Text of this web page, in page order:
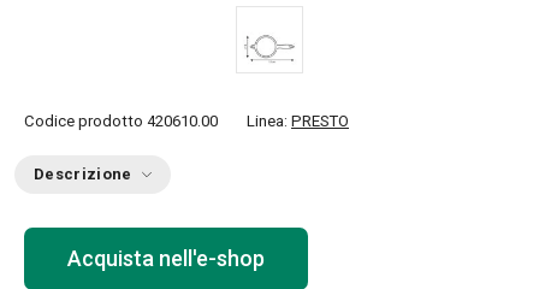
Codice prodotto 420610.00 Linea: PRESTO
Descrizione
Acquista nell'e-shop